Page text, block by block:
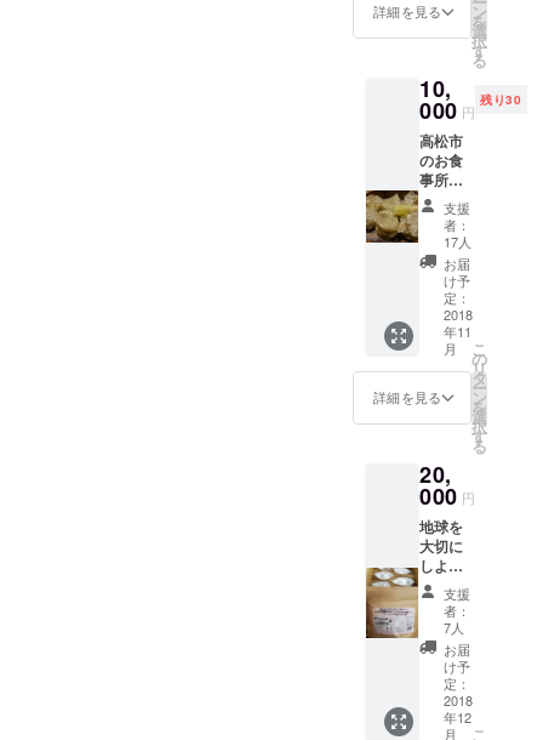
年分）
お送り
させて
す。一
号は
2019年
3月末送
付予
定。
詳細を見る ン
を
選
択
す
る
10,
000 円
残り30
高松市
のお食
事所、
花の宮
いいと
もの執
行役
は、ラ
オスへ
足を運
びこの
プロ
ジェク
トの事
務局も
務めて
す。 こ
ちらは
お店に
来られ
ない遠
方の方
向け
に、い
いとも
シュウ
マイ
SET（2
人前）
をお家
支援
者：
17人
お届
け予
定：
2018
年11
月
詳細を見る
こ
の
リ
タ
ー
ン
を
選
択
す
る
20,
000 円
地球を
大切に
しよ
う！を
モチー
フにし
た「サ
ラシ
ア」と
「ルイ
ボス」
支援
者：
7人
お届
け予
定：
2018
年12
月
こ